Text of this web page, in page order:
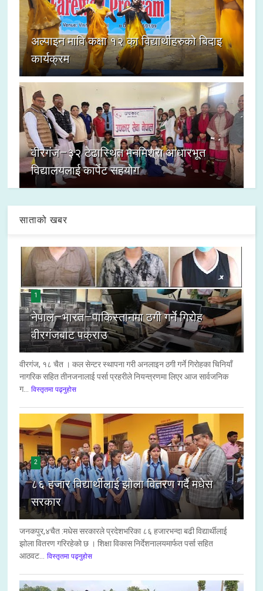
अल्पाइन मावि कक्षा १२ का विद्यार्थीहरुको बिदाइ
कार्यक्रम
वीरगंज–३२ टेढास्थित मनमिश्रा आधारभूत
विद्यालयलाई कार्पेट सहयोग
साताको खबर
1
नेपाल–भारत–पाकिस्तानमा ठगी गर्ने गिरोह
वीरगंजबाट पक्राउ
वीरगंज, १८ चैत । कल सेन्टर स्थापना गरी अनलाइन ठगी गर्ने गिरोहका चिनियाँ
नागरिक सहित तीनजनालाई पर्सा प्रहरीले नियन्त्रणमा लिएर आज सार्वजनिक
ग... विस्तृतमा पढ्नुहोस
2
८६ हजार विद्यार्थीलाई झोला वितरण गर्दै मधेस
सरकार
जनकपुर,४चैत :मधेस सरकारले प्रदेशभरिका ८६ हजारभन्दा बढी विद्यार्थीलाई
झोला वितरण गरिरहेको छ । शिक्षा विकास निर्देशनालयमार्फत पर्सा सहित
आठवट... विस्तृतमा पढ्नुहोस